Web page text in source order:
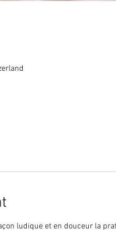
ludique et en douceur la